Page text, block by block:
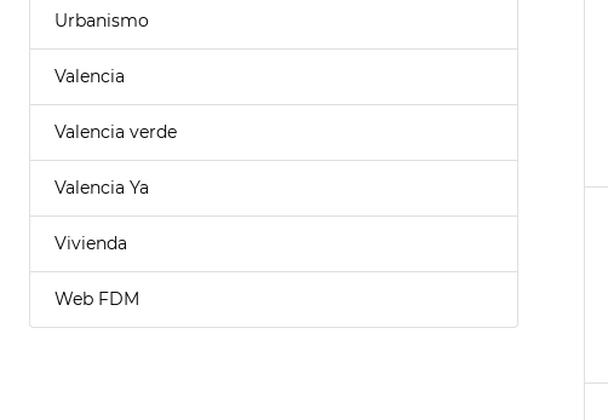
Urbanismo
Valencia
Valencia verde
Valencia Ya
Vivienda
Web FDM